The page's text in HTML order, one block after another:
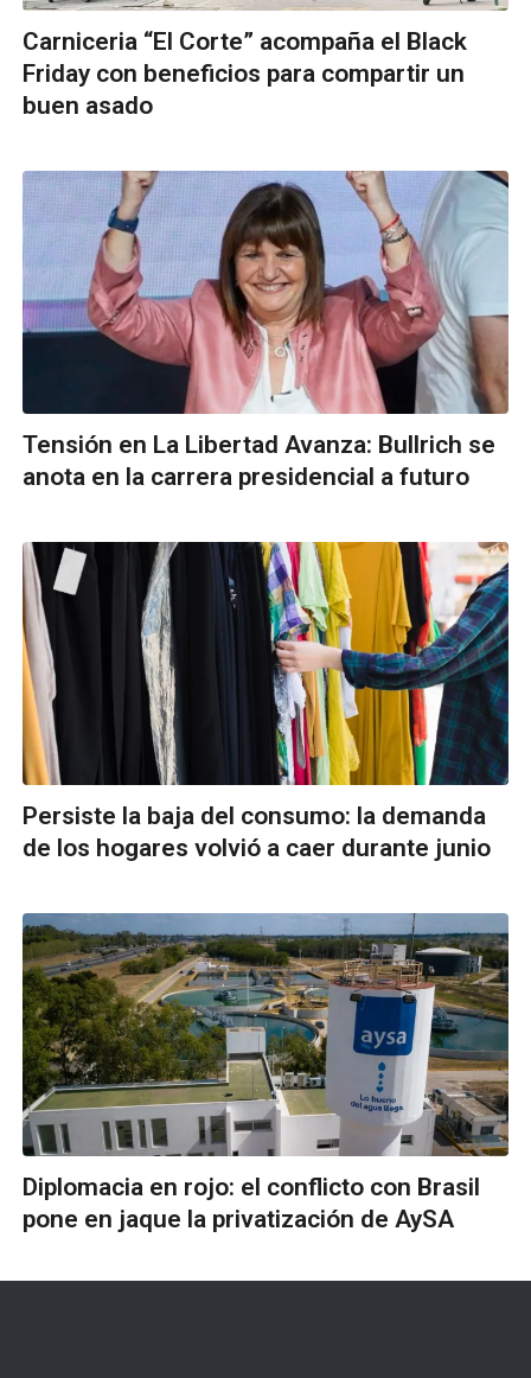
Carniceria “El Corte” acompaña el Black
Friday con beneficios para compartir un
buen asado
Tensión en La Libertad Avanza: Bullrich se
anota en la carrera presidencial a futuro
Persiste la baja del consumo: la demanda
de los hogares volvió a caer durante junio
Diplomacia en rojo: el conflicto con Brasil
pone en jaque la privatización de AySA